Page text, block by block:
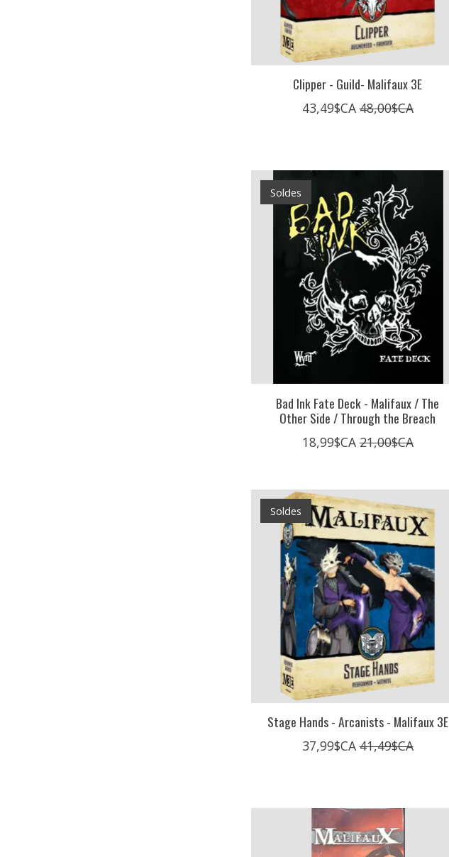
Clipper - Guild- Malifaux 3E
43,49$CA 48,00$CA
Soldes
Bad Ink Fate Deck - Malifaux / The
Other Side / Through the Breach
18,99$CA 21,00$CA
Soldes
Stage Hands - Arcanists - Malifaux 3E
37,99$CA 41,49$CA